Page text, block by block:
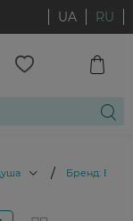
UA RU
/ Бренд: